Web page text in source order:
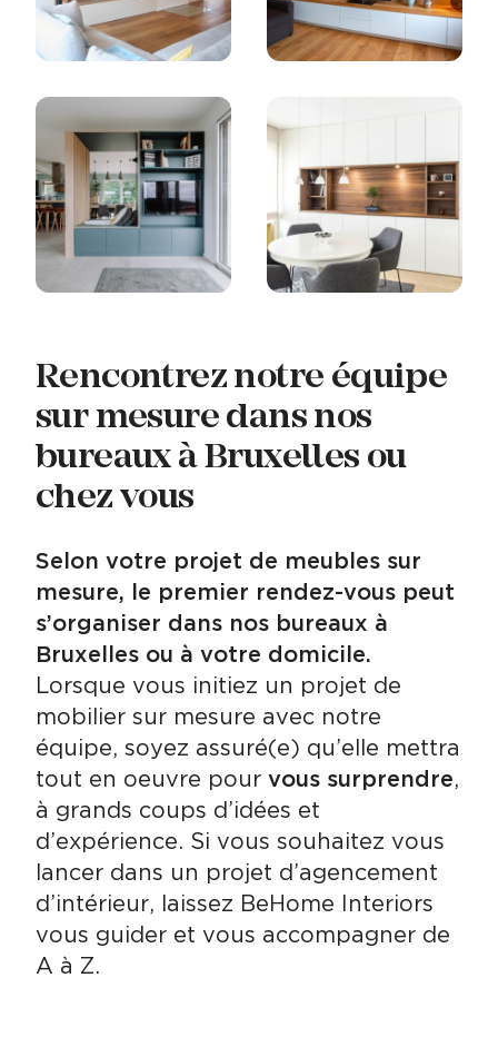
Rencontrez notre équipe
sur mesure dans nos
bureaux à Bruxelles ou
chez vous
Selon votre projet de meubles sur
mesure, le premier rendez-vous peut
s’organiser dans nos bureaux à
Bruxelles ou à votre domicile.
Lorsque vous initiez un projet de
mobilier sur mesure avec notre
équipe, soyez assuré(e) qu’elle mettra
tout en oeuvre pour vous surprendre,
à grands coups d’idées et
d’expérience. Si vous souhaitez vous
lancer dans un projet d’agencement
d’intérieur, laissez BeHome Interiors
vous guider et vous accompagner de
A à Z.